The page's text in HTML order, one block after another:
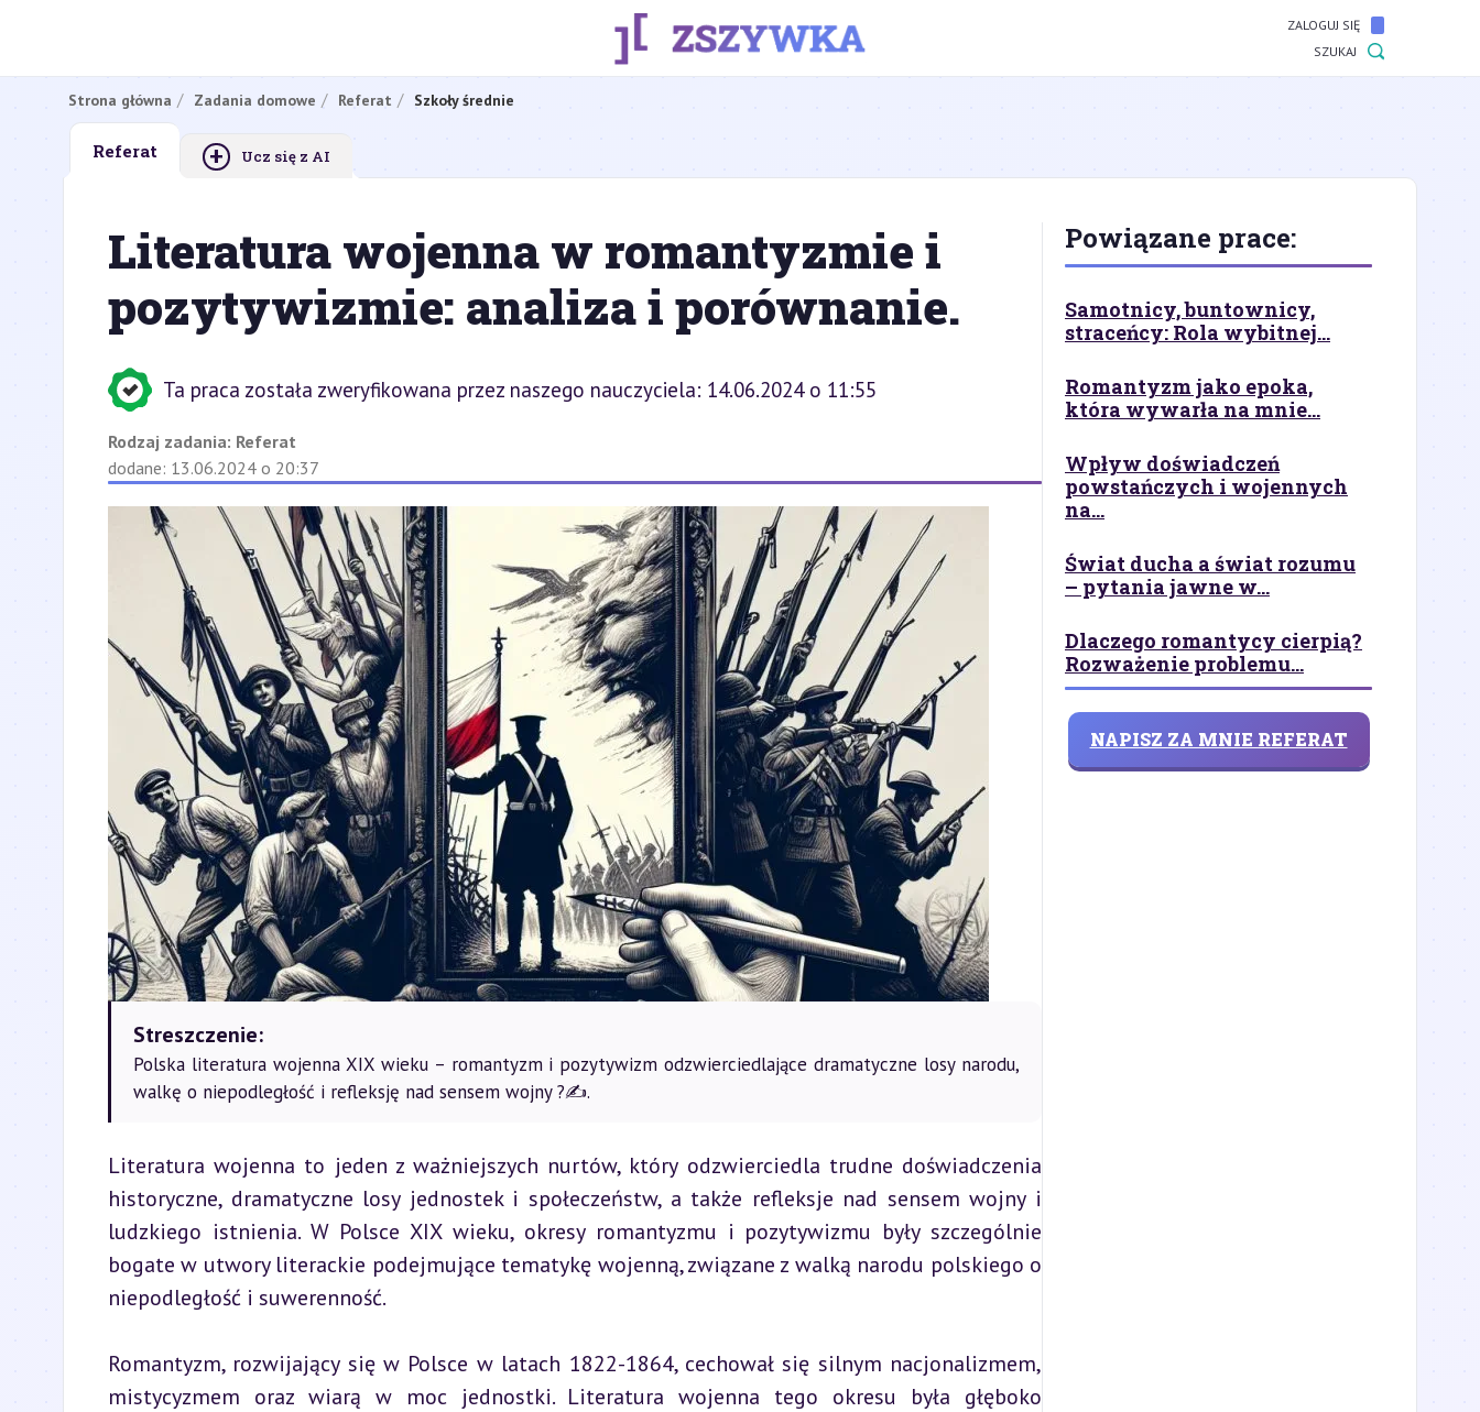
ZALOGUJ SIĘ
SZUKAJ
Strona główna Zadania domowe Referat Szkoły średnie
Referat + Ucz się z AI
Literatura wojenna w romantyzmie i
pozytywizmie: analiza i porównanie.
Ta praca została zweryfikowana przez naszego nauczyciela: 14.06.2024 o 11:55
Rodzaj zadania: Referat
dodane: 13.06.2024 o 20:37
Streszczenie:
Polska literatura wojenna XIX wieku – romantyzm i pozytywizm odzwierciedlające dramatyczne losy narodu,
walkę o niepodległość i refleksję nad sensem wojny ?✍️.
Literatura wojenna to jeden z ważniejszych nurtów, który odzwierciedla trudne doświadczenia
historyczne, dramatyczne losy jednostek i społeczeństw, a także refleksje nad sensem wojny i
ludzkiego istnienia. W Polsce XIX wieku, okresy romantyzmu i pozytywizmu były szczególnie
bogate w utwory literackie podejmujące tematykę wojenną, związane z walką narodu polskiego o
niepodległość i suwerenność.
Romantyzm, rozwijający się w Polsce w latach 1822-1864, cechował się silnym nacjonalizmem,
mistycyzmem oraz wiarą w moc jednostki. Literatura wojenna tego okresu była głęboko
Powiązane prace:
Samotnicy, buntownicy,
straceńcy: Rola wybitnej...
Romantyzm jako epoka,
która wywarła na mnie...
Wpływ doświadczeń
powstańczych i wojennych
na...
Świat ducha a świat rozumu
– pytania jawne w...
Dlaczego romantycy cierpią?
Rozważenie problemu...
NAPISZ ZA MNIE REFERAT